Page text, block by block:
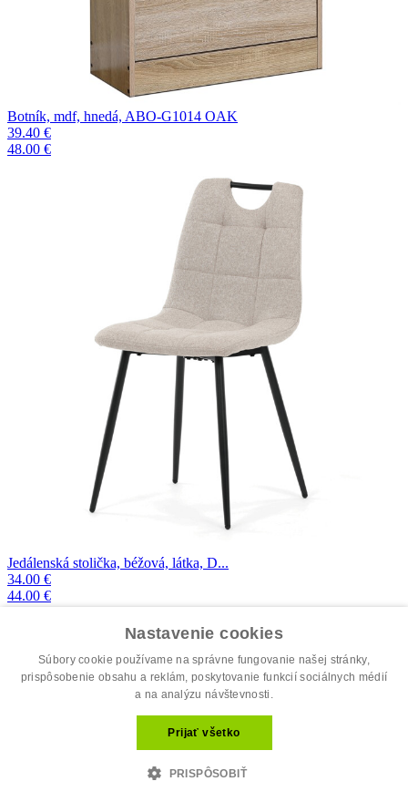
Botník, mdf, hnedá, ABO-G1014 OAK
39.40 €
48.00 €
Jedálenská stolička, béžová, látka, D...
34.00 €
44.00 €
Nastavenie cookies
Súbory cookie používame na správne fungovanie našej stránky,
prispôsobenie obsahu a reklám, poskytovanie funkcií sociálnych médií
a na analýzu návštevnosti.
Prijať všetko
PRISPÔSOBIŤ